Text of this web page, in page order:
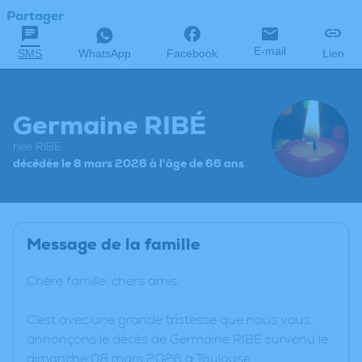
Partager
SMS WhatsApp Facebook E-mail Lien
Germaine RIBÉ
née RIBÉ
décédée le 8 mars 2026 à l'âge de 66 ans
Message de la famille
Chère famille, chers amis,
C’est avec une grande tristesse que nous vous
annonçons le décès de Germaine RIBÉ survenu le
dimanche 08 mars 2026 à Toulouse.